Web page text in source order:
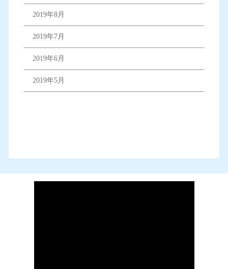
2019年8月
2019年7月
2019年6月
2019年5月